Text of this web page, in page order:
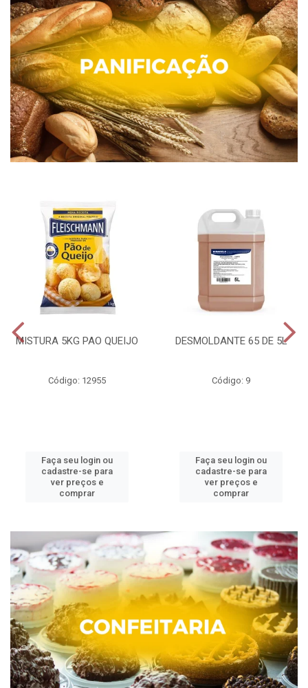
MISTURA 5KG PAO QUEIJO
Código: 12955
Faça seu login ou
cadastre-se para
ver preços e
comprar
DESMOLDANTE 65 DE 5L
Código: 9
Faça seu login ou
cadastre-se para
ver preços e
comprar